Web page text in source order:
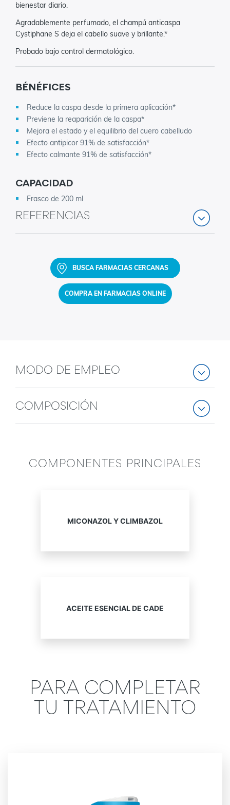
bienestar diario.
Agradablemente perfumado, el champú anticaspa
Cystiphane S deja el cabello suave y brillante.*
Probado bajo control dermatológico.
BÉNÉFICES
Reduce la caspa desde la primera aplicación*
Previene la reaparición de la caspa*
Mejora el estado y el equilibrio del cuero cabelludo
Efecto antipicor 91% de satisfacción*
Efecto calmante 91% de satisfacción*
CAPACIDAD
Frasco de 200 ml
REFERENCIAS
BUSCA FARMACIAS CERCANAS
COMPRA EN FARMACIAS ONLINE
MODO DE EMPLEO
COMPOSICIÓN
COMPONENTES PRINCIPALES
MICONAZOL Y CLIMBAZOL
ACEITE ESENCIAL DE CADE
PARA COMPLETAR
TU TRATAMIENTO